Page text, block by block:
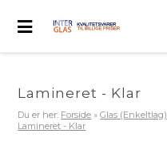
Lamineret - Klar
Du er her: Forside »Glas (Enkeltlag)
Lamineret - Klar